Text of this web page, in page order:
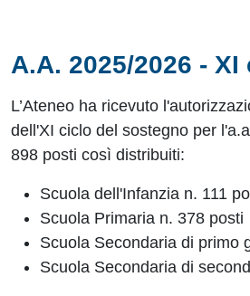
A.A. 2025/2026 -
L’Ateneo ha ricevuto
dell'XI ciclo del sostegno per
898 posti così distribuiti:
Scuola dell'Infanzia n. 111
Scuola Primaria n. 378 posti
Scuola Secondaria di primo
Scuola Secondaria di